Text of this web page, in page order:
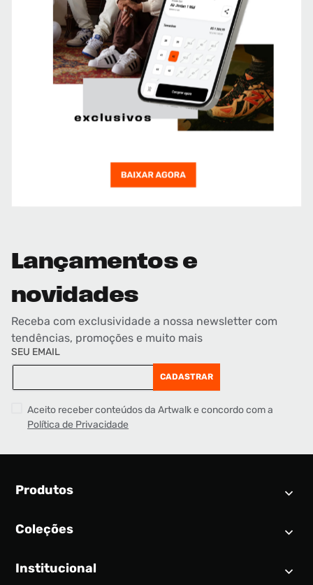
Lançamentos e
novidades
Receba com exclusividade a nossa newsletter com
tendências, promoções e muito mais
SEU EMAIL
CADASTRAR
Aceito receber conteúdos da Artwalk e concordo com a
Política de Privacidade
Produtos
Calendário SNEAKER
Tênis
Coleções
Air Jordan 1
Institucional